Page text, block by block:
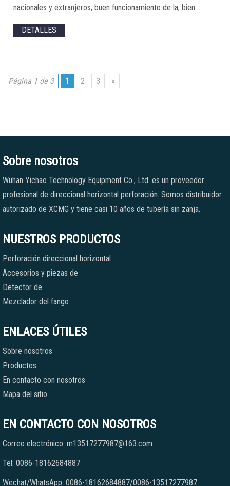
nacionales y extranjeros, buen funcionamiento de la, bien …
DETALLES
Página 1 de 3 1 2 3 »
Sobre nosotros
Wuhan Yichao Technology Equipment Co., Ltd. es un proveedor
profesional de direccional horizontal perforación. Somos distribuidor
autorizado de XCMG y tiene casi 10 años de tubería sin zanja.
NUESTROS PRODUCTOS
Perforación direccional horizontal
Accesorios y piezas de
Detector de
Mezclador del fango
ENLACES ÚTILES
Sobre nosotros
Productos
En contacto con nosotros
Mapa del sitio
EN CONTACTO CON NOSOTROS
Correo electrónico: m13517277987@163.com
Tel: 0086-18162684887
Wechat/WhatsApp: 0086-18162684887/0086-13517277987